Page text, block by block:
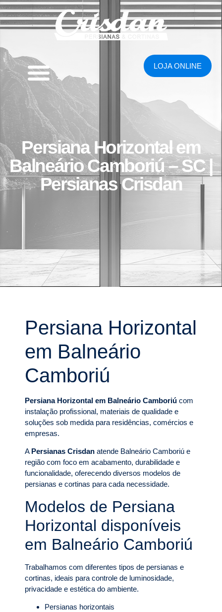
LOJA ONLINE
Persiana Horizontal em
Balneário Camboriú – SC |
Persianas Crisdan
Persiana Horizontal
em Balneário
Camboriú
Persiana Horizontal em Balneário Camboriú com
instalação profissional, materiais de qualidade e
soluções sob medida para residências, comércios e
empresas.
A Persianas Crisdan atende Balneário Camboriú e
região com foco em acabamento, durabilidade e
funcionalidade, oferecendo diversos modelos de
persianas e cortinas para cada necessidade.
Modelos de Persiana
Horizontal disponíveis
em Balneário Camboriú
Trabalhamos com diferentes tipos de persianas e
cortinas, ideais para controle de luminosidade,
privacidade e estética do ambiente.
Persianas horizontais